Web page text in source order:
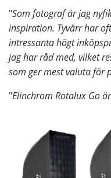
"Som fotograf är jag
inspiration. Tyvärr har
intressanta högt
jag har råd med, vilket
som ger mest valuta för
"Elinchrom Rotalux Go